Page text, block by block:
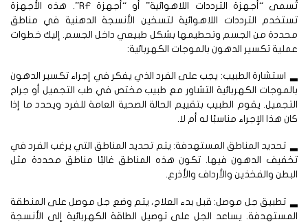
تُسمى “أجهزة الترددات اللاهوائية” أو “أجهزة RF”. هذه الأجهزة
الترددات اللاهوائية لتسخين الأنسجة الدهنية في مناطق
من الجسم وتحطيمها بشكل طبيعي داخل الجسم. إليك خطوات
تكسير الدهون بالموجات الكهربائية:
استشارة الطبيب: يجب على الفرد الذي يفكر في إجراء تكسير الدهون
الكهربائية التشاور مع طبيب مختص في طب التجميل أو جراح
يقوم الطبيب بتقييم الحالة الصحية العامة للفرد ويحدد ما إذا
هذا الإجراء مناسبًا له أم لا.
تحديد المناطق المستهدفة: يتم تحديد المناطق التي يرغب الفرد في
الدهون فيها. تكون هذه المناطق غالبًا مناطق محددة مثل
والفخذين والأرداف والأذرع.
تطبيق جل موصل: قبل بدء العلاج، يتم وضع جل موصل على المنطقة
يساعد الجل على توصيل الطاقة الكهربائية إلى الأنسجة